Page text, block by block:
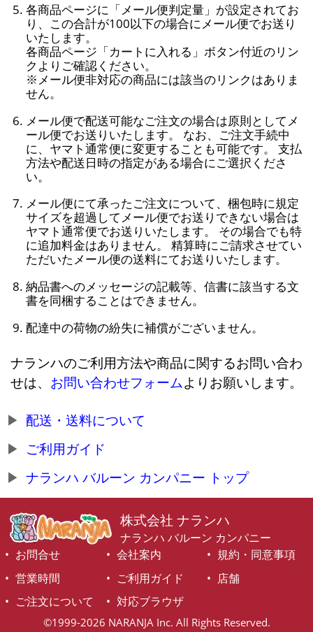
各商品ページに「メール便判定量」が設定されてお
り、この合計が100以下の場合にメール便でお送り
いたします。
各商品ページ「カートに入れる」ボタン付近のリン
クよりご確認ください。
※メール便非対応の商品には該当のリンクはありま
せん。
メール便で配送可能なご注文の場合は原則としてメ
ール便でお送りいたします。 なお、ご注文手続中
に、ヤマト通常便に変更することも可能です。 支払
方法や配送日時の指定がある場合にご選択くださ
い。
メール便にて承ったご注文について、梱包時に規定
サイズを超過してメール便でお送りできない場合は
ヤマト通常便でお送りいたします。 その場合でも特
に追加料金はありません。 精算時にご請求させてい
ただいたメール便の送料にてお送りいたします。
納品書へのメッセージの記載等、信書に該当する文
書を同梱することはできません。
配達中の荷物の紛失に補償がございません。
ナランハのご利用方法や商品に関するお問い合わ
せは、 お問い合わせフォームよりお願いします。
配送・送料について
ご利用ガイド
ナランハ バルーン カンパニー トップ
株式会社 ナランハ
ナランハ バルーン カンパニー
お問合せ
会社案内
規約・同意事項
営業時間
ご利用ガイド
店舗
ご注文について
対応ブラウザ
©1999-2026 NARANJA Inc. All Rights Reserved.